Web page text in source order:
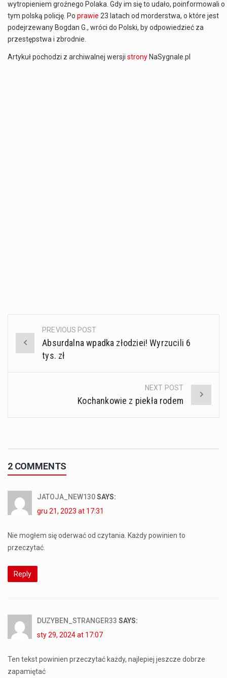
wytropieniem groźnego Polaka. Gdy im się to udało, poinformowali o
tym polską policję. Po prawie 23 latach od morderstwa, o które jest
podejrzewany Bogdan G., wróci do Polski, by odpowiedzieć za
przestępstwa i zbrodnie.
Artykuł pochodzi z archiwalnej wersji strony NaSygnale.pl
Post
navigation
PREVIOUS POST
Absurdalna wpadka złodziei! Wyrzucili 6
tys. zł
NEXT POST
Kochankowie z piekła rodem
2 COMMENTS
JATOJA_NEW130SAYS:
gru 21, 2023 at 17:31
Nie mogłem się oderwać od czytania. Każdy powinien to
przeczytać.
Reply
DUZYBEN_STRANGER33 SAYS:
sty 29, 2024 at 17:07
Ten tekst powinien przeczytać każdy, najlepiej jeszcze dobrze
zapamiętać